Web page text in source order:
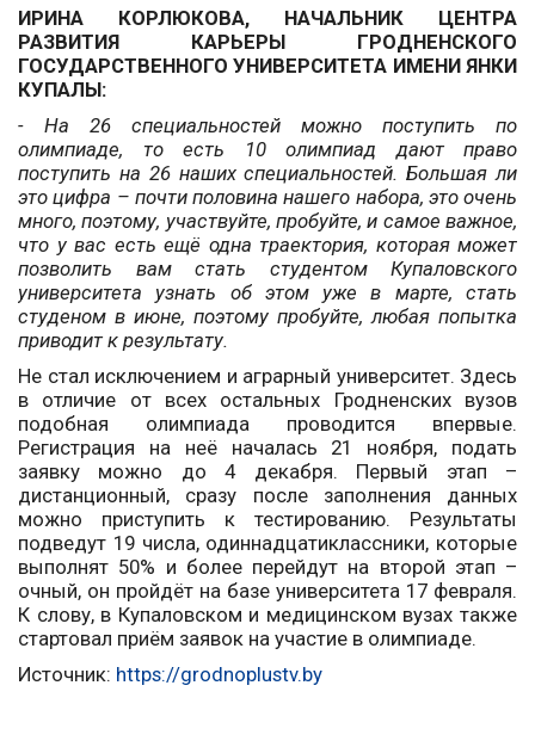
ИРИНА КОРЛЮКОВА, НАЧАЛЬНИК ЦЕНТРА
РАЗВИТИЯ КАРЬЕРЫ ГРОДНЕНСКОГО
ГОСУДАРСТВЕННОГО УНИВЕРСИТЕТА ИМЕНИ ЯНКИ
КУПАЛЫ:
- На 26 специальностей можно поступить по
олимпиаде, то есть 10 олимпиад дают право
поступить на 26 наших специальностей. Большая ли
это цифра – почти половина нашего набора, это очень
много, поэтому, участвуйте, пробуйте, и самое важное,
что у вас есть ещё одна траектория, которая может
позволить вам стать студентом Купаловского
университета узнать об этом уже в марте, стать
студеном в июне, поэтому пробуйте, любая попытка
приводит к результату.
Не стал исключением и аграрный университет. Здесь
в отличие от всех остальных Гродненских вузов
подобная олимпиада проводится впервые.
Регистрация на неё началась 21 ноября, подать
заявку можно до 4 декабря. Первый этап –
дистанционный, сразу после заполнения данных
можно приступить к тестированию. Результаты
подведут 19 числа, одиннадцатиклассники, которые
выполнят 50% и более перейдут на второй этап –
очный, он пройдёт на базе университета 17 февраля.
К слову, в Купаловском и медицинском вузах также
стартовал приём заявок на участие в олимпиаде.
Источник: https://grodnoplustv.by